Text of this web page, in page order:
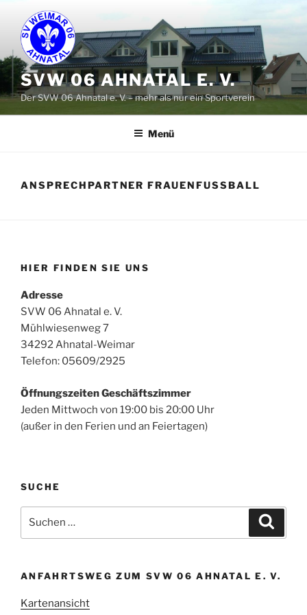
Inhalt
springen
SVW 06 AHNATAL E. V.
Der SVW 06 Ahnatal e. V. – mehr als nur ein Sportverein
Menü
ANSPRECHPARTNER FRAUENFUSSBALL
HIER FINDEN SIE UNS
Adresse
SVW 06 Ahnatal e. V.
Mühlwiesenweg 7
34292 Ahnatal-Weimar
Telefon: 05609/2925
Öffnungszeiten Geschäftszimmer
Jeden Mittwoch von 19:00 bis 20:00 Uhr
(außer in den Ferien und an Feiertagen)
SUCHE
nach:
ANFAHRTSWEG ZUM SVW 06 AHNATAL E. V.
Kartenansicht